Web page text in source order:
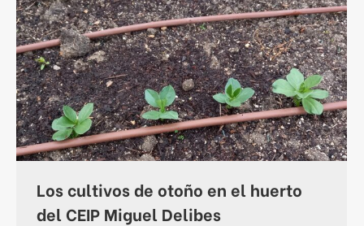
Los cultivos de otoño en el huerto
del CEIP Miguel Delibes